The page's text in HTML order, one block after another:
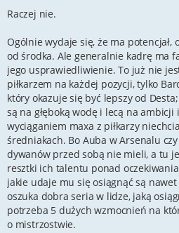
s
Raczej nie.
Ogólnie wydaje się, że ma
od środka. Ale generalnie kadrę ma
jego usprawiedliwienie. To już nie
piłkarzem na każdej pozycji, tylko
który okazuje się być lepszy od
są na głęboką wodę i lecą na ambicji
wyciąganiem maxa z piłkarzy
średniakach. Bo Auba w Arsenalu
dywanów przed sobą nie mieli, a tu
resztki ich talentu ponad
jakie udaje mu się osiągnąć są
oszuka dobra seria w lidze, jaką
potrzeba 5 dużych wzmocnień na
o mistrzostwie.